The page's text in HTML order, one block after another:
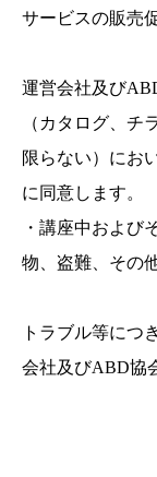
サービスの販売
運営会社及び
（カタログ、チ
限らない）にお
に同意します。
・講座中および
物、盗難、その
トラブル等につ
会社及びABD協